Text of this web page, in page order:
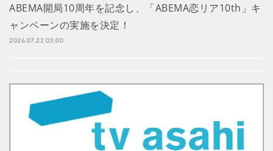
ABEMA開局10周年を記念し、「ABEMA恋リア10th」キ
ャンペーンの実施を決定！
2026.07.22 03:00